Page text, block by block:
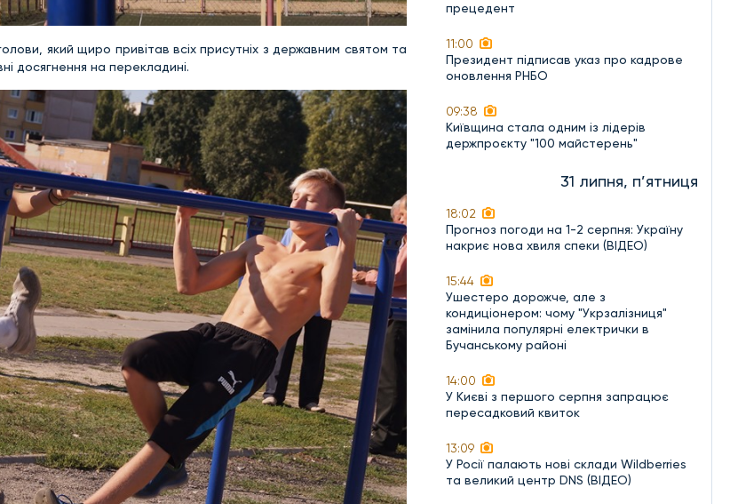
який щиро привітав всіх присутніх з державним святом та
досягнення на перекладині.
прецедент
11:00
Президент підписав указ про кадрове
оновлення РНБО
09:38
Київщина стала одним із лідерів
держпроєкту "100 майстерень"
31 липня, п’ятниця
18:02
Прогноз погоди на 1-2 серпня: Україну
накриє нова хвиля спеки (ВІДЕО)
15:44
Ушестеро дорожче, але з
кондиціонером: чому "Укрзалізниця"
замінила популярні електрички в
Бучанському районі
14:00
У Києві з першого серпня запрацює
пересадковий квиток
13:09
У Росії палають нові склади Wildberries
та великий центр DNS (ВІДЕО)